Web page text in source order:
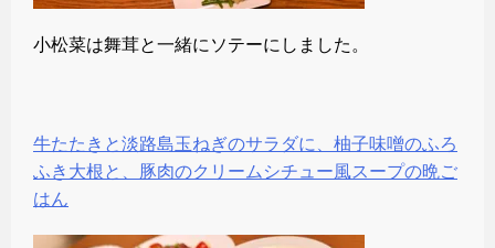
小松菜は舞茸と一緒にソテーにしました。
牛たたきと淡路島玉ねぎのサラダに、柚子味噌のふろ
ふき大根と、豚肉のクリームシチュー風スープの晩ご
はん